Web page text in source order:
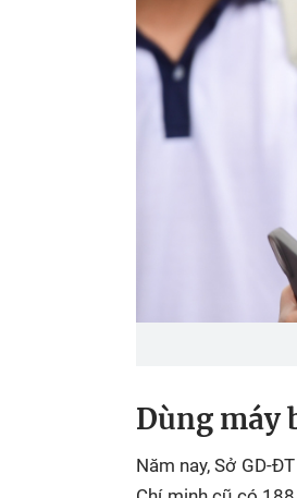
Dùng máy
Năm nay, Sở GD-ĐT